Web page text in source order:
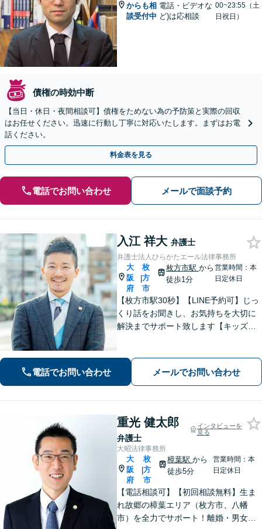
からも相
談受付中
電話・ビデオな
ど)は応相談
00~23:55（土
日祝日）
債権の時効中断
【当日・休日・夜間相談可】債権をためない為の予防策と実際の回収
はお任せください。迅速に行動し丁寧に対応いたします。まずはお電
話ください。
料金表を見る
電話でお問い合わせ メールで面談予約
入江 祥大 弁護士
弁護士法人ひらかたエール法律事務所
大
阪
府
|
枚
方
市
枚方市駅 から
徒歩1分
営業時間：本
日定休日
【枚方市駅30秒】【LINE予約可】じっ
くり話をお聞きし、お気持ちを大切に
解決までサポート致します【キッズス
で平日夜間面談可】
電話でお問い合わせ メールでお問い合わせ
重光 健太郎
弁護士
インタビューを
見る
大昭法律事務所
大
阪
府
|
枚
方
市
樟葉駅から
徒歩5分
営業時間：本
日定休日
【電話相談可】【初回相談無料】生ま
れ故郷の樟葉エリア（枚方市、八幡
市）を全力でサポート！離婚・男女問